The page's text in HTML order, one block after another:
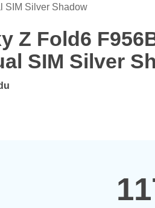
SIM Silver Shadow
Z Fold6
SIM Silver